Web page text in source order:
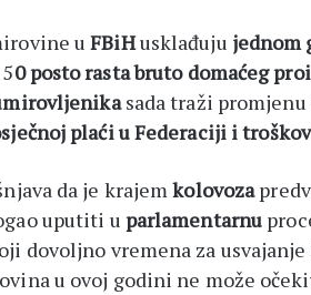
uFBiHusklađuju jednom
0 posto rasta bruto domaćeg
sada traži
plaći u Federaciji i
da je krajemkolovoza
uputiti u parlamentarnu
dovoljno vremena za
u ovoj godini ne može